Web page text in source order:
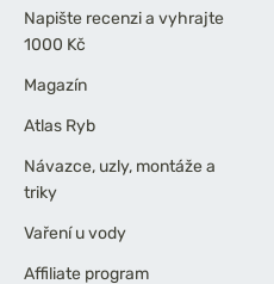
Napište recenzi a vyhrajte
1000 Kč
Magazín
Atlas Ryb
Návazce, uzly, montáže a
triky
Vaření u vody
Affiliate program